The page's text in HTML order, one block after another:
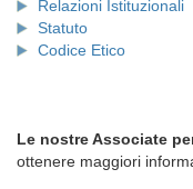
Relazioni Istituzionali
Statuto
Codice Etico
Le nostre Associate
ottenere maggiori